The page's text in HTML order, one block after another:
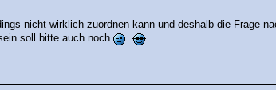
nicht wirklich zuordnen kann und deshalb die Frage
soll bitte auch noch